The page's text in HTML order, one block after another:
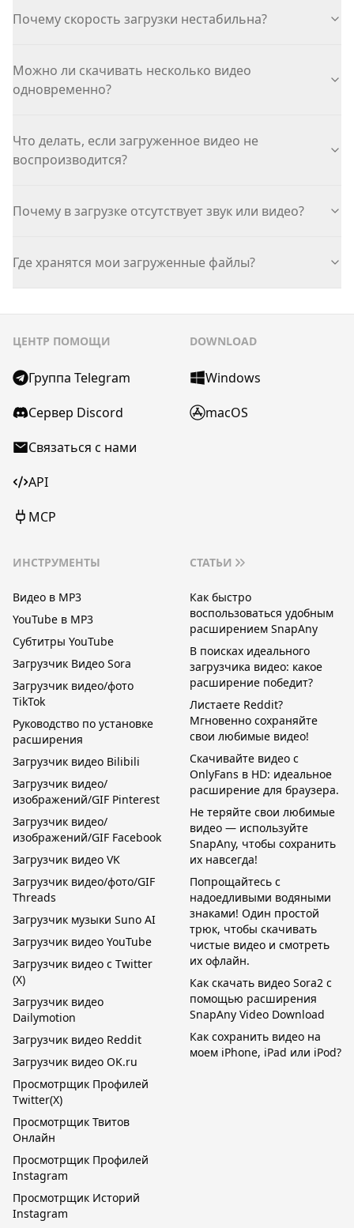
Почему скорость загрузки нестабильна?
Можно ли скачивать несколько видео
одновременно?
Что делать, если загруженное видео не
воспроизводится?
Почему в загрузке отсутствует звук или видео?
Где хранятся мои загруженные файлы?
ЦЕНТР ПОМОЩИ
Группа Telegram
Сервер Discord
Связаться с нами
API
MCP
DOWNLOAD
Windows
macOS
ИНСТРУМЕНТЫ
Видео в MP3
YouTube в MP3
Субтитры YouTube
Загрузчик Видео Sora
Загрузчик видео/фото
TikTok
Руководство по установке
расширения
Загрузчик видео Bilibili
Загрузчик видео/
изображений/GIF Pinterest
Загрузчик видео/
изображений/GIF Facebook
Загрузчик видео VK
Загрузчик видео/фото/GIF
Threads
Загрузчик музыки Suno AI
Загрузчик видео YouTube
Загрузчик видео с Twitter
(X)
Загрузчик видео
Dailymotion
Загрузчик видео Reddit
Загрузчик видео OK.ru
Просмотрщик Профилей
Twitter(X)
Просмотрщик Твитов
Онлайн
Просмотрщик Профилей
Instagram
Просмотрщик Историй
Instagram
СТАТЬИ
Как быстро
воспользоваться удобным
расширением SnapAny
В поисках идеального
загрузчика видео: какое
расширение победит?
Листаете Reddit?
Мгновенно сохраняйте
свои любимые видео!
Скачивайте видео с
OnlyFans в HD: идеальное
расширение для браузера.
Не теряйте свои любимые
видео — используйте
SnapAny, чтобы сохранить
их навсегда!
Попрощайтесь с
надоедливыми водяными
знаками! Один простой
трюк, чтобы скачивать
чистые видео и смотреть
их офлайн.
Как скачать видео Sora2 с
помощью расширения
SnapAny Video Download
Как сохранить видео на
моем iPhone, iPad или iPod?